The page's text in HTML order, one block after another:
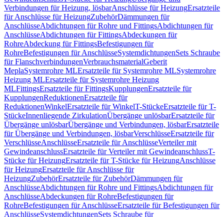
Verbindungen für Heizung, lösbarAnschlüsse für HeizungErsatzteile
für Anschlüsse für HeizungZubehörDämmungen für
AnschlüsseAbdichtungen für Rohre und FittingsAbdichtungen für
AnschlüsseAbdichtungen für FittingsAbdeckungen für
RohreAbdeckung für FittingsBefestigungen für
RohreBefestigungen für AnschlüsseSystemdichtungenSets Schraube
für FlanschverbindungenVerbrauchsmaterialGeberit
MeplaSystemrohre MLErsatzteile für Systemrohre MLSystemrohre
Heizung MLErsatzteile für Systemrohre Heizung
MLFittingsErsatzteile für FittingsKupplungenErsatzteile für
KupplungenReduktionenErsatzteile für
ReduktionenWinkelErsatzteile für WinkelT-StückeErsatzteile für T-
StückeInnenliegende ZirkulationÜbergänge unlösbarErsatzteile für
Übergänge unlösbarÜbergänge und Verbindungen, lösbarErsatzteile
für Übergänge und Verbindungen, lösbarVerschlüsseErsatzteile für
VerschlüsseAnschlüsseErsatzteile für AnschlüsseVerteiler mit
GewindeanschlussErsatzteile für Verteiler mit GewindeanschlussT-
Stücke für HeizungErsatzteile für T-Stücke für HeizungAnschlüsse
für HeizungErsatzteile für Anschlüsse für
HeizungZubehörErsatzteile für ZubehörDämmungen für
AnschlüsseAbdichtungen für Rohre und FittingsAbdichtungen für
AnschlüsseAbdeckungen für RohreBefestigungen für
RohreBefestigungen für AnschlüsseErsatzteile für Befestigungen für
AnschlüsseSystemdichtungenSets Schraube für